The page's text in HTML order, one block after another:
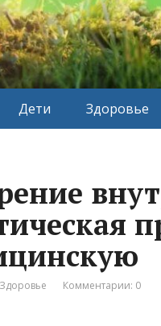
Дети Здоровье
Здоровье Комментарии: 0